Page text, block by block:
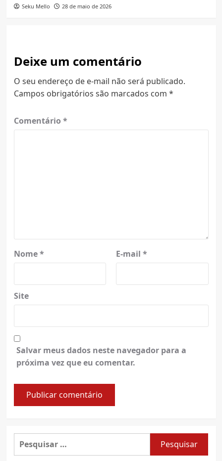
Seku Mello 28 de maio de 2026
Deixe um comentário
O seu endereço de e-mail não será publicado.
Campos obrigatórios são marcados com *
Comentário *
Nome* E-mail *
Site
Salvar meus dados neste navegador para a
próxima vez que eu comentar.
Pesquisar
por: